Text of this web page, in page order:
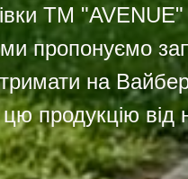
TM
пропонуємо
на Вайбер
продукцію від